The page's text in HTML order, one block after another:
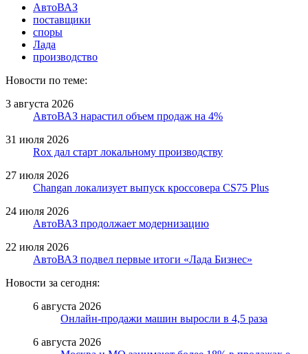
АвтоВАЗ
поставщики
споры
Лада
производство
Новости по теме:
3 августа 2026
АвтоВАЗ нарастил объем продаж на 4%
31 июля 2026
Rox дал старт локальному производству
27 июля 2026
Changan локализует выпуск кроссовера CS75 Plus
24 июля 2026
АвтоВАЗ продолжает модернизацию
22 июля 2026
АвтоВАЗ подвел первые итоги «Лада Бизнес»
Новости за сегодня:
6 августа 2026
Онлайн-продажи машин выросли в 4,5 раза
6 августа 2026